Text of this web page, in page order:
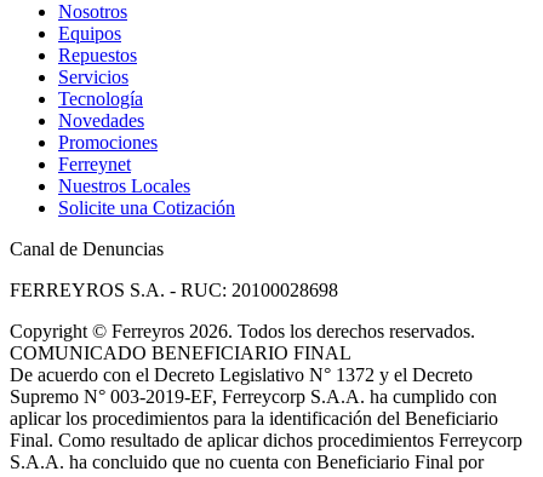
Nosotros
Equipos
Repuestos
Servicios
Tecnología
Novedades
Promociones
Ferreynet
Nuestros Locales
Solicite una Cotización
Canal de Denuncias
FERREYROS S.A. - RUC: 20100028698
Copyright © Ferreyros 2026. Todos los derechos reservados.
COMUNICADO BENEFICIARIO FINAL
De acuerdo con el Decreto Legislativo N° 1372 y el Decreto
Supremo N° 003-2019-EF, Ferreycorp S.A.A. ha cumplido con
aplicar los procedimientos para la identificación del Beneficiario
Final. Como resultado de aplicar dichos procedimientos Ferreycorp
S.A.A. ha concluido que no cuenta con Beneficiario Final por